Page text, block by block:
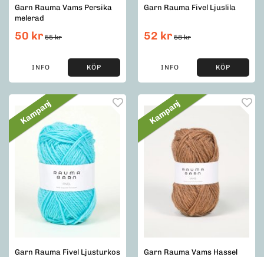
Garn Rauma Vams Persika
melerad
50 kr 55 kr
INFO KÖP
Garn Rauma Fivel Ljuslila
52 kr 58 kr
INFO KÖP
Kampanj
Garn Rauma Fivel Ljusturkos
Kampanj
Garn Rauma Vams Hassel